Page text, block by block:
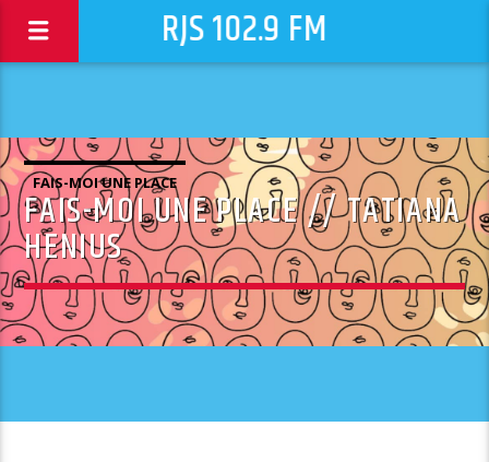
RJS 102.9 FM
FAIS-MOI UNE PLACE
FAIS-MOI UNE PLACE // TATIANA
HENIUS